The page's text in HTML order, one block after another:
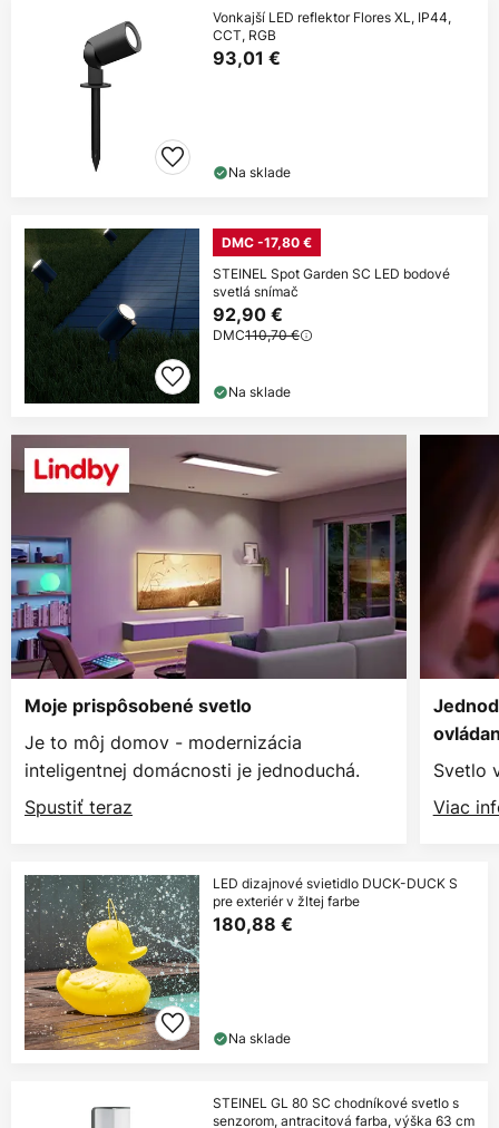
Vonkajší LED reflektor Flores XL, IP44,
CCT, RGB
93,01 €
Na sklade
DMC -17,80 €
STEINEL Spot Garden SC LED bodové
svetlá snímač
92,90 €
DMC110,70 €
Na sklade
Moje prispôsobené svetlo
Je to môj domov - modernizácia
inteligentnej domácnosti je jednoduchá.
Spustiť teraz
Svetlo
Viac
LED dizajnové svietidlo DUCK-DUCK S
pre exteriér v žltej farbe
180,88 €
Na sklade
STEINEL GL 80 SC chodníkové svetlo s
senzorom, antracitová farba, výška 63 cm